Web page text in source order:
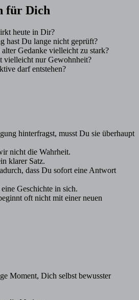
für Dich
heute in Dir?
hast Du lange nicht geprüft?
Gedanke vielleicht zu stark?
vielleicht nur Gewohnheit?
darf entstehen?
hinterfragst, musst Du sie überhaupt
nicht die Wahrheit.
klarer Satz.
dass Du sofort eine Antwort
Geschichte in sich.
oft nicht mit einer neuen
Moment, Dich selbst bewusster